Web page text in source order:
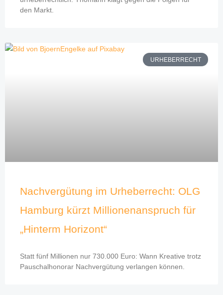
den Markt.
URHEBERRECHT
Nachvergütung im Urheberrecht: OLG
Hamburg kürzt Millionenanspruch für
„Hinterm Horizont“
Statt fünf Millionen nur 730.000 Euro: Wann Kreative trotz
Pauschalhonorar Nachvergütung verlangen können.